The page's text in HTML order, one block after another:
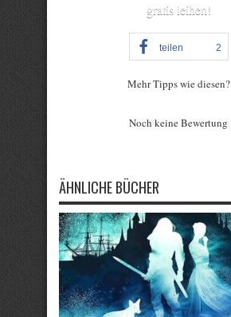
gratis leihen!
teilen 2
Mehr Tipps wie diesen?
Noch keine Bewertung
ÄHNLICHE BÜCHER